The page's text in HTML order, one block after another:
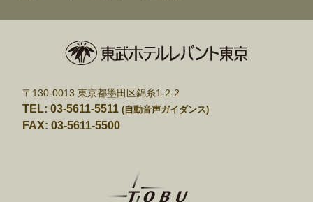
〒130-0013 東京都墨田区錦糸1-2-2
TEL: 03-5611-5511(自動音声ガイダンス)
FAX: 03-5611-5500